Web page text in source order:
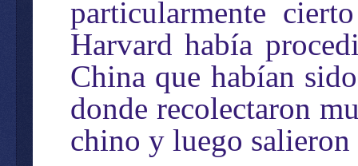
particularmente
Harvard había
China que habían
donde recolectaron
chino y luego